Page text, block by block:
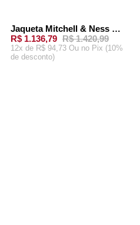
-20%
Jaqueta Mitchell & Ness NFL Lightweight Satin Jacket Vintage Logo Kansas City Chiefs Vermelha
R$ 1.136,79 R$ 1.420,99
12x de R$ 94,73 Ou no Pix (10%
de desconto)